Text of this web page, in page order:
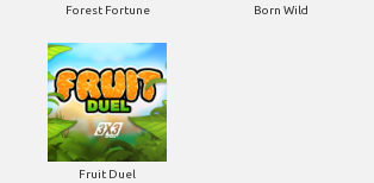
Forest Fortune Born Wild
Fruit Duel